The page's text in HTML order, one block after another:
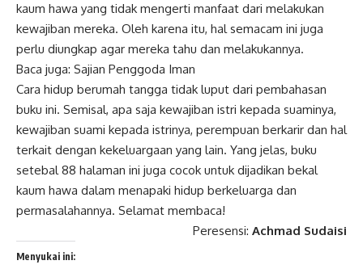
kaum hawa yang tidak mengerti manfaat dari melakukan
kewajiban mereka. Oleh karena itu, hal semacam ini juga
perlu diungkap agar mereka tahu dan melakukannya.
Baca juga: Sajian Penggoda Iman
Cara hidup berumah tangga tidak luput dari pembahasan
buku ini. Semisal, apa saja kewajiban istri kepada suaminya,
kewajiban suami kepada istrinya, perempuan berkarir dan hal
terkait dengan kekeluargaan yang lain. Yang jelas, buku
setebal 88 halaman ini juga cocok untuk dijadikan bekal
kaum hawa dalam menapaki hidup berkeluarga dan
permasalahannya. Selamat membaca!
Peresensi: Achmad Sudaisi
Menyukai ini: